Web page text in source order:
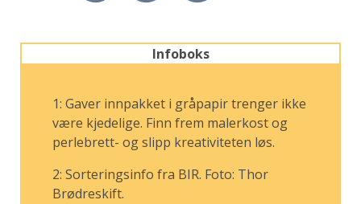
Infoboks
1: Gaver innpakket i gråpapir trenger ikke
være kjedelige. Finn frem malerkost og
perlebrett- og slipp kreativiteten løs.
2: Sorteringsinfo fra BIR. Foto: Thor
Brødreskift.